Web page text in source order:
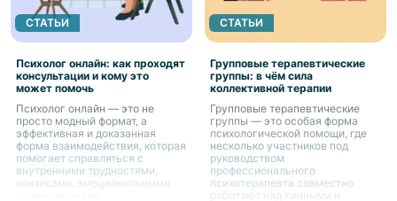
СТАТЬИ
Психолог онлайн: как проходят
консультации и кому это
может помочь
Психолог онлайн — это не
просто модный формат, а
эффективная и доказанная
форма взаимодействия, которая
помогает справляться с
внутренними трудностями,
кризисами, эмоциональными
СТАТЬИ
Групповые терапевтические
группы: в чём сила
коллективной терапии
Групповые терапевтические
группы — это особая форма
психологической помощи, где
несколько участников под
руководством
профессионального
психотерапевта совместно
работают над личными и